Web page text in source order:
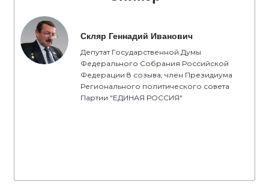
Скляр Геннадий Иванович
Депутат Государственной Думы
Федерального Собрания Российской
Федерации 8 созыва, член Президиума
Регионального политического совета
Партии "ЕДИНАЯ РОССИЯ"